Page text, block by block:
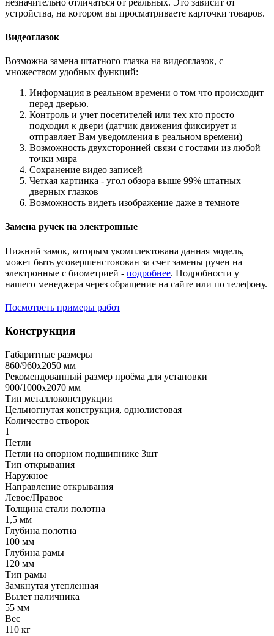
устройства, на котором вы просматриваете карточки товаров.
Видеоглазок
Возможна замена штатного глазка на видеоглазок, с
множеством удобных функций:
Информация в реальном времени о том что происходит
перед дверью.
Контроль и учет посетителей или тех кто просто
подходил к двери (датчик движения фиксирует и
отправляет Вам уведомления в реальном времени)
Возможность двухсторонней связи с гостями из любой
точки мира
Сохранение видео записей
Четкая картинка - угол обзора выше 99% штатных
дверных глазков
Возможность видеть изображение даже в темноте
Замена ручек на электронные
Нижний замок, которым укомплектована данная модель,
может быть усовершенстовован за счет замены ручен на
электронные с биометрией - подробнее. Подробности у
нашего менеджера через обращение на сайте или по телефону.
Посмотреть примеры работ
Конструкция
Габаритные размеры
860/960х2050 мм
Рекомендованный размер проёма для установки
900/1000х2070 мм
Тип металлоконструкции
Цельногнутая конструкция, однолистовая
Количество створок
1
Петли
Петли на опорном подшипнике 3шт
Тип открывания
Наружное
Направление открывания
Левое/Правое
Толщина стали полотна
1,5 мм
Глубина полотна
100 мм
Глубина рамы
120 мм
Тип рамы
Замкнутая утепленная
Вылет наличника
55 мм
Вес
110 кг